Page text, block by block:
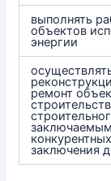
выполнять
объектов
энергии
ремонт
заключения